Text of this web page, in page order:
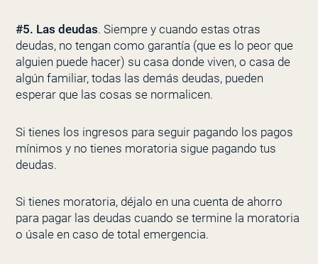
#5. Las deudas. Siempre y cuando estas otras
deudas, no tengan como garantía (que es lo peor que
alguien puede hacer) su casa donde viven, o casa de
algún familiar, todas las demás deudas, pueden
esperar que las cosas se normalicen.
Si tienes los ingresos para seguir pagando los pagos
mínimos y no tienes moratoria sigue pagando tus
deudas.
Si tienes moratoria, déjalo en una cuenta de ahorro
para pagar las deudas cuando se termine la moratoria
o úsale en caso de total emergencia.